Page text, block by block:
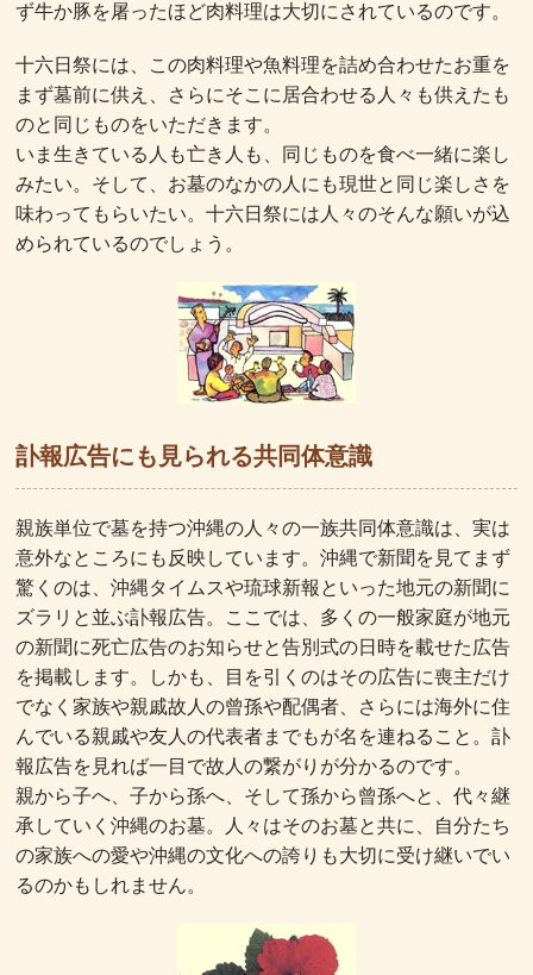
ず牛か豚を屠ったほど肉料理は大切にされているのです。
十六日祭には、この肉料理や魚料理を詰め合わせたお重を
まず墓前に供え、さらにそこに居合わせる人々も供えたも
のと同じものをいただきます。
いま生きている人も亡き人も、同じものを食べ一緒に楽し
みたい。そして、お墓のなかの人にも現世と同じ楽しさを
味わってもらいたい。十六日祭には人々のそんな願いが込
められているのでしょう。
訃報広告にも見られる共同体意識
親族単位で墓を持つ沖縄の人々の一族共同体意識は、実は
意外なところにも反映しています。沖縄で新聞を見てまず
驚くのは、沖縄タイムスや琉球新報といった地元の新聞に
ズラリと並ぶ訃報広告。ここでは、多くの一般家庭が地元
の新聞に死亡広告のお知らせと告別式の日時を載せた広告
を掲載します。しかも、目を引くのはその広告に喪主だけ
でなく家族や親戚故人の曾孫や配偶者、さらには海外に住
んでいる親戚や友人の代表者までもが名を連ねること。訃
報広告を見れば一目で故人の繋がりが分かるのです。
親から子へ、子から孫へ、そして孫から曾孫へと、代々継
承していく沖縄のお墓。人々はそのお墓と共に、自分たち
の家族への愛や沖縄の文化への誇りも大切に受け継いでい
るのかもしれません。